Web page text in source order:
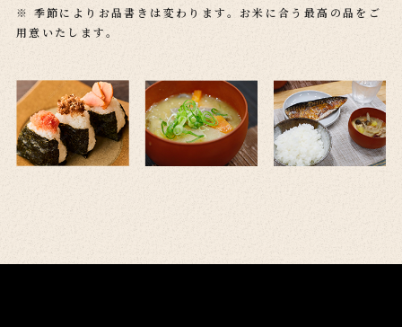
※ 季節によりお品書きは変わります。お米に合う最高の品をご
用意いたします。